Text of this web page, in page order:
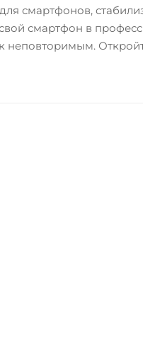
смартфонов,
смартфон в
неповторимым.